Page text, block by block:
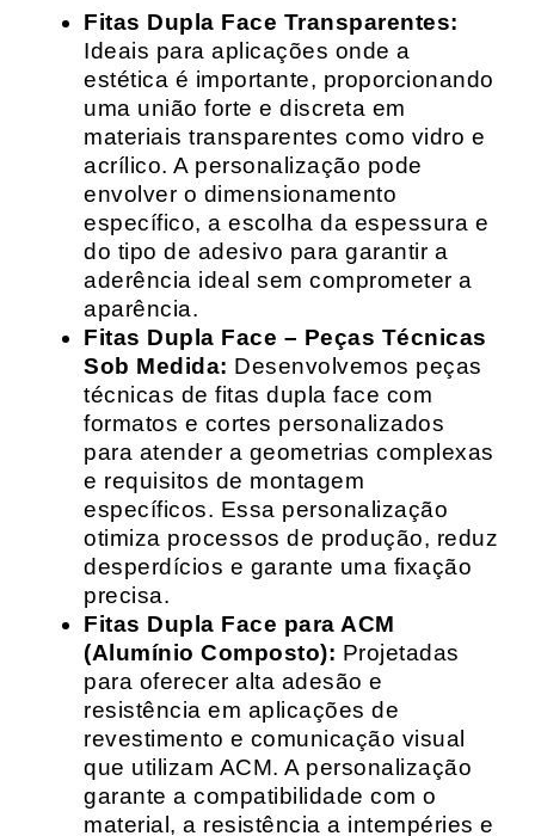
Fitas Dupla Face Transparentes:
Ideais para aplicações onde a
estética é importante, proporcionando
uma união forte e discreta em
materiais transparentes como vidro e
acrílico. A personalização pode
envolver o dimensionamento
específico, a escolha da espessura e
do tipo de adesivo para garantir a
aderência ideal sem comprometer a
aparência.
Fitas Dupla Face – Peças Técnicas
Sob Medida: Desenvolvemos peças
técnicas de fitas dupla face com
formatos e cortes personalizados
para atender a geometrias complexas
e requisitos de montagem
específicos. Essa personalização
otimiza processos de produção, reduz
desperdícios e garante uma fixação
precisa.
Fitas Dupla Face para ACM
(Alumínio Composto): Projetadas
para oferecer alta adesão e
resistência em aplicações de
revestimento e comunicação visual
que utilizam ACM. A personalização
garante a compatibilidade com o
material, a resistência a intempéries e